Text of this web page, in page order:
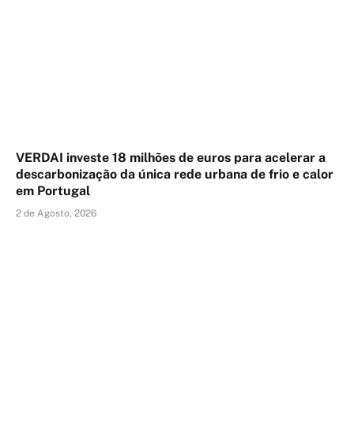
VERDAI investe 18 milhões de euros para acelerar a
descarbonização da única rede urbana de frio e calor
em Portugal
2 de Agosto, 2026